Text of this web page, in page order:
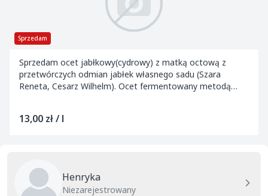
Sprzedam
Sprzedam ocet jabłkowy(cydrowy) z matką octową z
przetwórczych odmian jabłek własnego sadu (Szara
Reneta, Cesarz Wilhelm). Ocet fermentowany metodą
13,00 zł / l
Henryka
Niezarejestrowany